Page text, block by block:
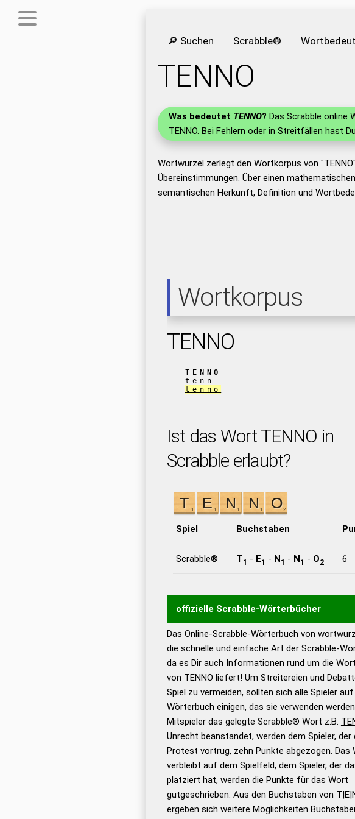
🔎 Suchen Scrabble®
TENNO
Was bedeutet TENNO? Das Scrabble online
TENNO. Bei Fehlern oder in Streitfällen hast
Wortwurzel zerlegt den Wortkorpus von
Übereinstimmungen. Über einen
semantischen Herkunft, Definition und
Wortkorpus
TENNO
TENNO
tenn
tenno
Ist das Wort TENNO in
Scrabble erlaubt?
Spiel Buchstaben
Scrabble® T1 - E1 - N1 - N1 - O2 6
offizielle Scrabble-Wörterbücher
Wortwurzel liefert mit Hilfe eines
Wortanalyse-Algorithmus gute
Wortbedeutung, Worttrennung und
Gültigkeit eines Wortes für das Scrabble-
bestimmen! zugelassene Turnier Scrabble-
Wörterbücher sind:
Duden – Standardwerk
Bänden
Duden – Richtiges und
Deutsch
Duden – Die deutsche
Das Online-Scrabble-Wörterbuch von
die schnelle und einfache Art der Scrabble-
da es Dir auch Informationen rund um die
von TENNO liefert! Um Streitereien und
Spiel zu vermeiden, sollten sich alle Spieler
Wörterbuch einigen, das sie verwenden
Mitspieler das gelegte Scrabble® Wort z.B.
Unrecht beanstandet, werden dem Spieler, der
Protest vortrug, zehn Punkte abgezogen. Das
verbleibt auf dem Spielfeld, dem Spieler, der
platziert hat, werden die Punkte für das Wort
gutgeschrieben. Aus den Buchstaben von
ergeben sich weitere Möglichkeiten